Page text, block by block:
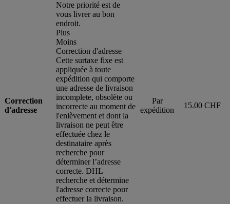
Correction
d'adresse
Notre priorité est de
vous livrer au bon
endroit.
Plus
Moins
Correction d'adresse
Cette surtaxe fixe est
appliquée à toute
expédition qui comporte
une adresse de livraison
incomplete, obsolète ou
incorrecte au moment de
l'enlèvement et dont la
livraison ne peut être
effectuée chez le
destinataire après
recherche pour
déterminer l’adresse
correcte. DHL
recherche et détermine
l'adresse correcte pour
effectuer la livraison.
Par
expédition
15.00 CHF